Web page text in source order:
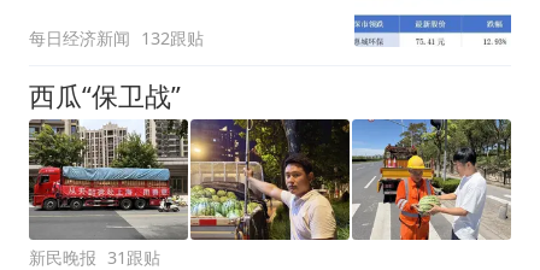
湾区财经早参
每日经济新闻 132跟贴
西瓜“保卫战”
新民晚报 31跟贴